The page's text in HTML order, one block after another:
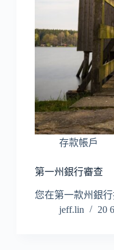
存款帳戶
第一州銀行審查
您在第一款州銀
jeff.lin
20